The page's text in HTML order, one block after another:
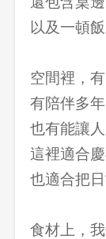
以及一頓
空間裡，
有陪伴多
也有能讓
這裡適合
也適合把
食材上，